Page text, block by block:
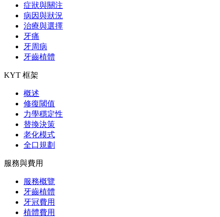
症狀與關注
病因與狀況
治療與選擇
牙痛
牙周病
牙齒植體
KYT 框架
概述
修復閾值
力學穩定性
替換決策
老化模式
全口規劃
服務與費用
服務概覽
牙齒植體
牙冠費用
植體費用